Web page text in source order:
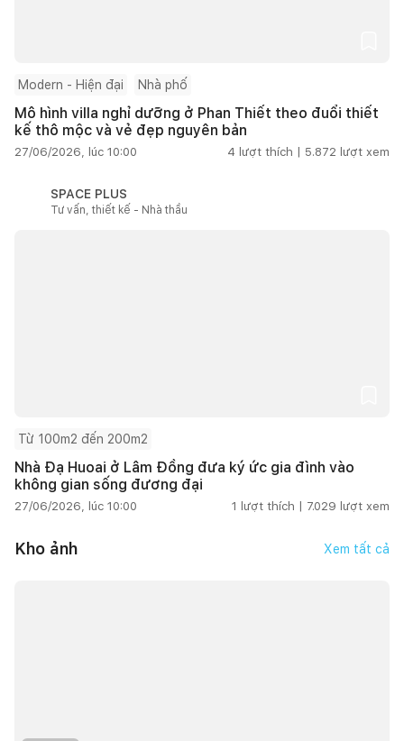
Modern - Hiện đại Nhà phố
Mô hình villa nghỉ dưỡng ở Phan Thiết theo đuổi thiết
kế thô mộc và vẻ đẹp nguyên bản
27/06/2026, lúc 10:00 4 lượt thích | 5.872 lượt xem
SPACE PLUS
Tư vấn, thiết kế - Nhà thầu
Từ 100m2 đến 200m2
Nhà Đạ Huoai ở Lâm Đồng đưa ký ức gia đình vào
không gian sống đương đại
27/06/2026, lúc 10:00 1 lượt thích | 7.029 lượt xem
Kho ảnh Xem tất cả